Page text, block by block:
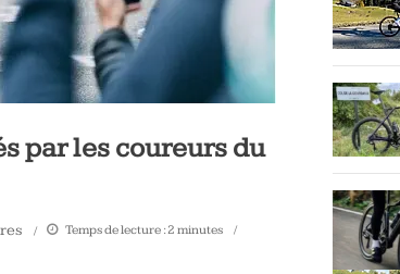
par les coureurs du
Temps de lecture :2 minutes